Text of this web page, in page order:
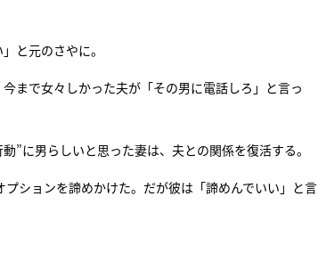
と元のさやに。
まで女々しかった夫が「その男に電話しろ」と言っ
”に男らしいと思った妻は、夫との関係を復活する。
ションを諦めかけた。だが彼は「諦めんでいい」と言